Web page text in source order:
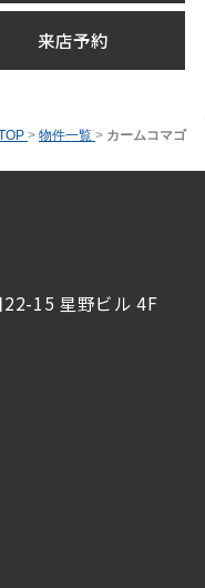
来店予約
> 物件一覧 > カームコマゴ
15 星野ビル 4F